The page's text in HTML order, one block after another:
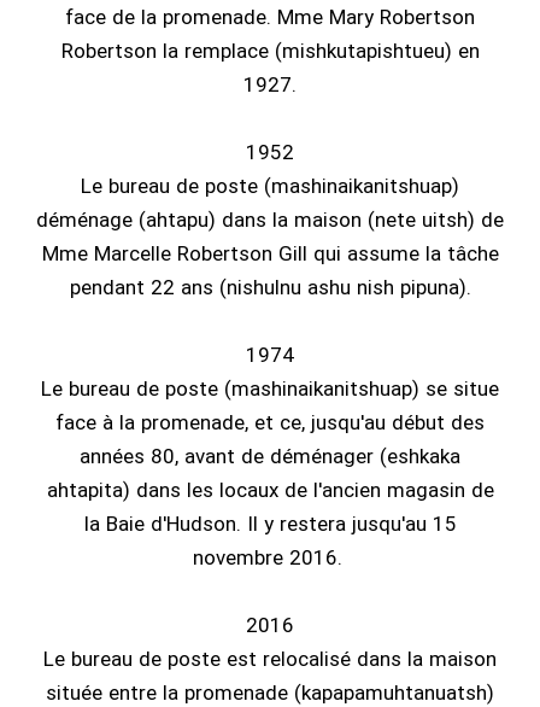
face de la promenade. Mme Mary Robertson
Robertson la remplace (mishkutapishtueu) en
1927.
1952
Le bureau de poste (mashinaikanitshuap)
déménage (ahtapu) dans la maison (nete uitsh) de
Mme Marcelle Robertson Gill qui assume la tâche
pendant 22 ans (nishulnu ashu nish pipuna).
1974
Le bureau de poste (mashinaikanitshuap) se situe
face à la promenade, et ce, jusqu'au début des
années 80, avant de déménager (eshkaka
ahtapita) dans les locaux de l'ancien magasin de
la Baie d'Hudson. Il y restera jusqu'au 15
novembre 2016.
2016
Le bureau de poste est relocalisé dans la maison
située entre la promenade (kapapamuhtanuatsh)